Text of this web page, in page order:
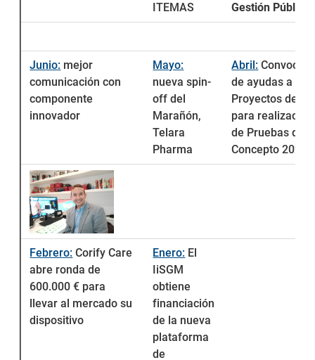
ITEMAS
Gestión Pública
Junio: mejor
comunicación con
componente
innovador
Mayo:
nueva spin-
off del
Marañón,
Telara
Pharma
Abril:
de ayudas a
Proyectos de
para realización
de Pruebas de
Concepto 2021
Febrero: Corify Care
abre ronda de
600.000 € para
llevar al mercado su
dispositivo
Enero: El
IiSGM
obtiene
financiación
de la nueva
plataforma
de